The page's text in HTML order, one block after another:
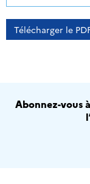
Télécharger le
Abonnez-vous